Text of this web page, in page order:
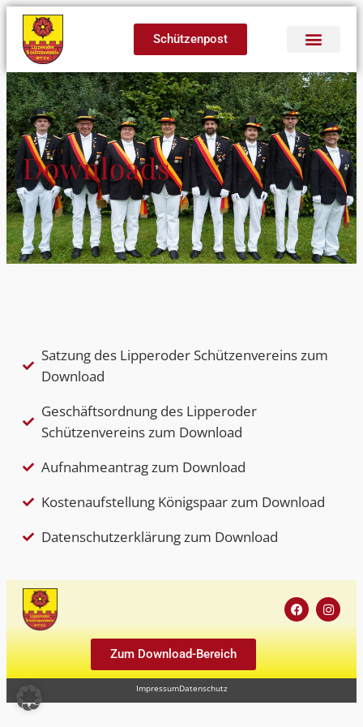
Schützenpost
Downloads
Satzung des Lipperoder Schützenvereins zum
Download
Geschäftsordnung des Lipperoder
Schützenvereins zum Download
Aufnahmeantrag zum Download
Kostenaufstellung Königspaar zum Download
Datenschutzerklärung zum Download
Zum Download-Bereich
ImpressumDatenschutz